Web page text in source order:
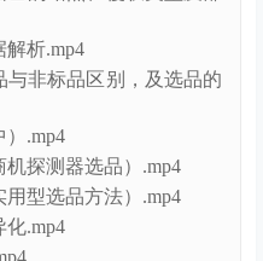
大揭秘(广告之前你要明
&了解PPC展现排名的
因素（下）& 广告类型
基础知识详解.mp4